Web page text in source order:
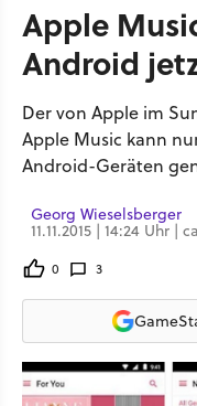
Apple
Android
Der von Apple im
Apple Music kann
Android-Geräten
Georg Wieselsberger
11.11.2015 | 14:24 Uhr |
0 3